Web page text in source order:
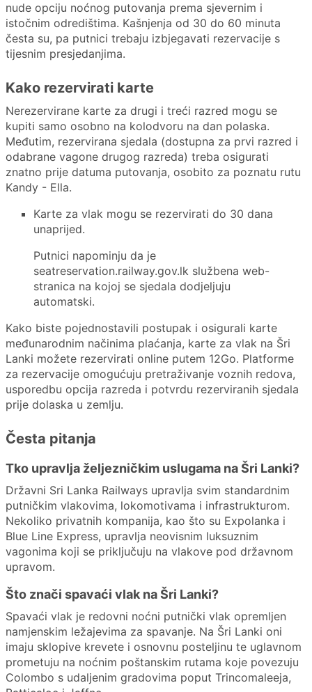
nude opciju noćnog putovanja prema sjevernim i
istočnim odredištima. Kašnjenja od 30 do 60 minuta
česta su, pa putnici trebaju izbjegavati rezervacije s
tijesnim presjedanjima.
Kako rezervirati karte
Nerezervirane karte za drugi i treći razred mogu se
kupiti samo osobno na kolodvoru na dan polaska.
Međutim, rezervirana sjedala (dostupna za prvi razred i
odabrane vagone drugog razreda) treba osigurati
znatno prije datuma putovanja, osobito za poznatu rutu
Kandy - Ella.
Karte za vlak mogu se rezervirati do 30 dana
unaprijed.
Putnici napominju da je
seatreservation.railway.gov.lk službena web-
stranica na kojoj se sjedala dodjeljuju
automatski.
Kako biste pojednostavili postupak i osigurali karte
međunarodnim načinima plaćanja, karte za vlak na Šri
Lanki možete rezervirati online putem 12Go. Platforme
za rezervacije omogućuju pretraživanje voznih redova,
usporedbu opcija razreda i potvrdu rezerviranih sjedala
prije dolaska u zemlju.
Česta pitanja
Tko upravlja željezničkim uslugama na Šri Lanki?
Državni Sri Lanka Railways upravlja svim standardnim
putničkim vlakovima, lokomotivama i infrastrukturom.
Nekoliko privatnih kompanija, kao što su Expolanka i
Blue Line Express, upravlja neovisnim luksuznim
vagonima koji se priključuju na vlakove pod državnom
upravom.
Što znači spavaći vlak na Šri Lanki?
Spavaći vlak je redovni noćni putnički vlak opremljen
namjenskim ležajevima za spavanje. Na Šri Lanki oni
imaju sklopive krevete i osnovnu posteljinu te uglavnom
prometuju na noćnim poštanskim rutama koje povezuju
Colombo s udaljenim gradovima poput Trincomaleeja,